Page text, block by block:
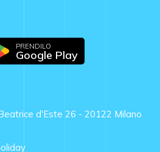
PRENDILO
Google Play
d'Este 26 - 20122 Milano